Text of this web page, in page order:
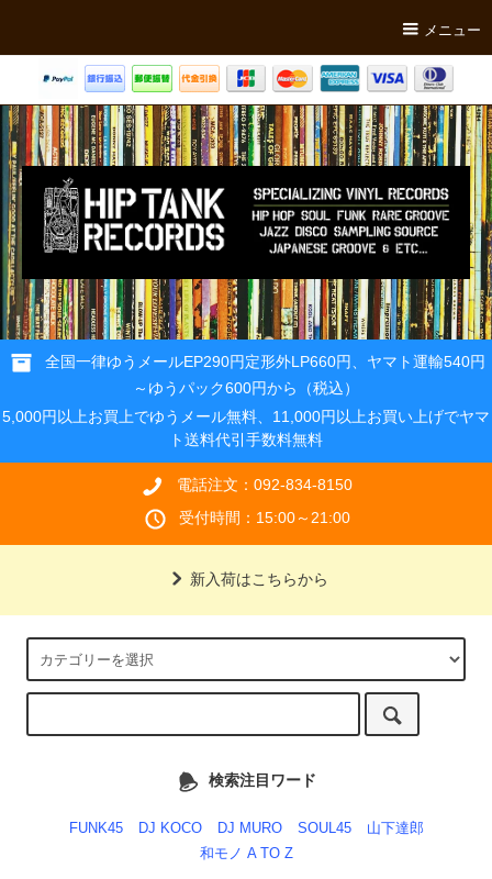
メニュー
全国一律ゆうメールEP290円定形外LP660円、ヤマト運輸540円
～ゆうパック600円から（税込）
5,000円以上お買上でゆうメール無料、11,000円以上お買い上げでヤマ
ト送料代引手数料無料
電話注文：092-834-8150
受付時間：15:00～21:00
新入荷はこちらから
検索注目ワード
FUNK45 DJ KOCO DJ MURO SOUL45
山下達郎
和モノ A TO Z